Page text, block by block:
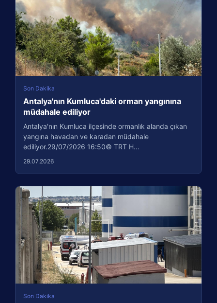
Son Dakika
Antalya'nın Kumluca'daki orman yangınına
müdahale ediliyor
Antalya'nın Kumluca ilçesinde ormanlık alanda çıkan
yangına havadan ve karadan müdahale
ediliyor.29/07/2026 16:50© TRT H...
29.07.2026
Son Dakika